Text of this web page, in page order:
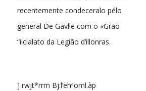
recentemente condeceralo pélo
general De Gavlle com o «Grão
“iicialato da Legião d’illonras.
] rwjt*rrm Bj:l’ehªoml.àp